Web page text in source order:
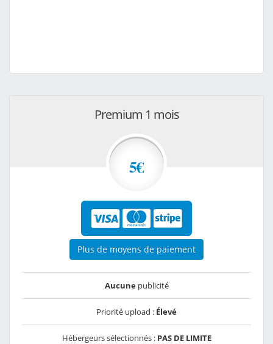
Premium 1 mois
5€
Plus de moyens de paiement
Aucunepublicité
Priorité upload : Élevé
Hébergeurs sélectionnés : PAS DE LIMITE